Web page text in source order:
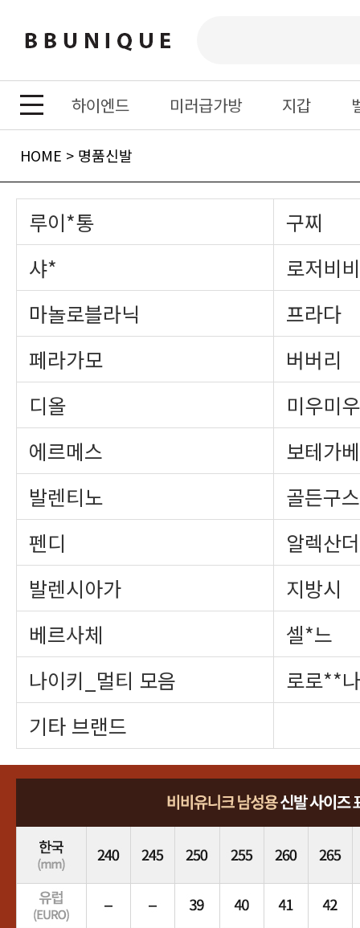
하이엔드 미러급가방 지갑
HOME > 명품신발
루이*통
구찌
샤*
로저비
마놀로블라닉
프라다
페라가모
버버리
디올
미우미우
에르메스
보테가
발렌티노
골든구스
펜디
알렉산
발렌시아가
지방시
베르사체
셀*느
나이키_멀티 모음
로로**나
기타 브랜드